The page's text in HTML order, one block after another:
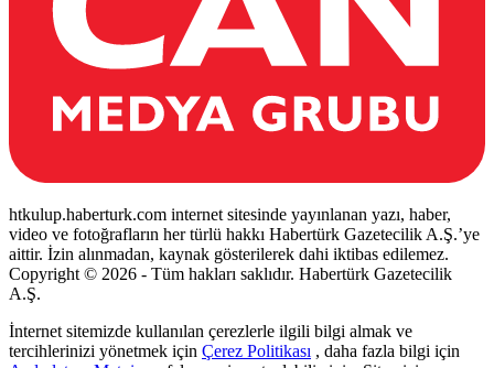
htkulup.haberturk.com internet sitesinde yayınlanan yazı, haber,
video ve fotoğrafların her türlü hakkı Habertürk Gazetecilik A.Ş.’ye
aittir. İzin alınmadan, kaynak gösterilerek dahi iktibas edilemez.
Copyright © 2026 - Tüm hakları saklıdır. Habertürk Gazetecilik
A.Ş.
İnternet sitemizde kullanılan çerezlerle ilgili bilgi almak ve
tercihlerinizi yönetmek için Çerez Politikası , daha fazla bilgi için